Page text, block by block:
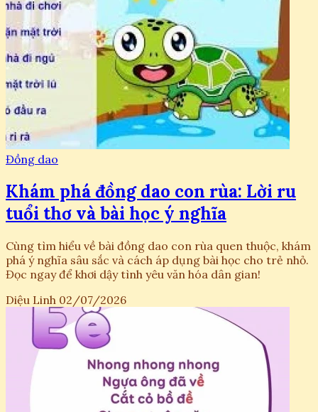
Đồng dao
Khám phá đồng dao con rùa: Lời ru
tuổi thơ và bài học ý nghĩa
Cùng tìm hiểu về bài đồng dao con rùa quen thuộc, khám
phá ý nghĩa sâu sắc và cách áp dụng bài học cho trẻ nhỏ.
Đọc ngay để khơi dậy tình yêu văn hóa dân gian!
Diệu Linh 02/07/2026